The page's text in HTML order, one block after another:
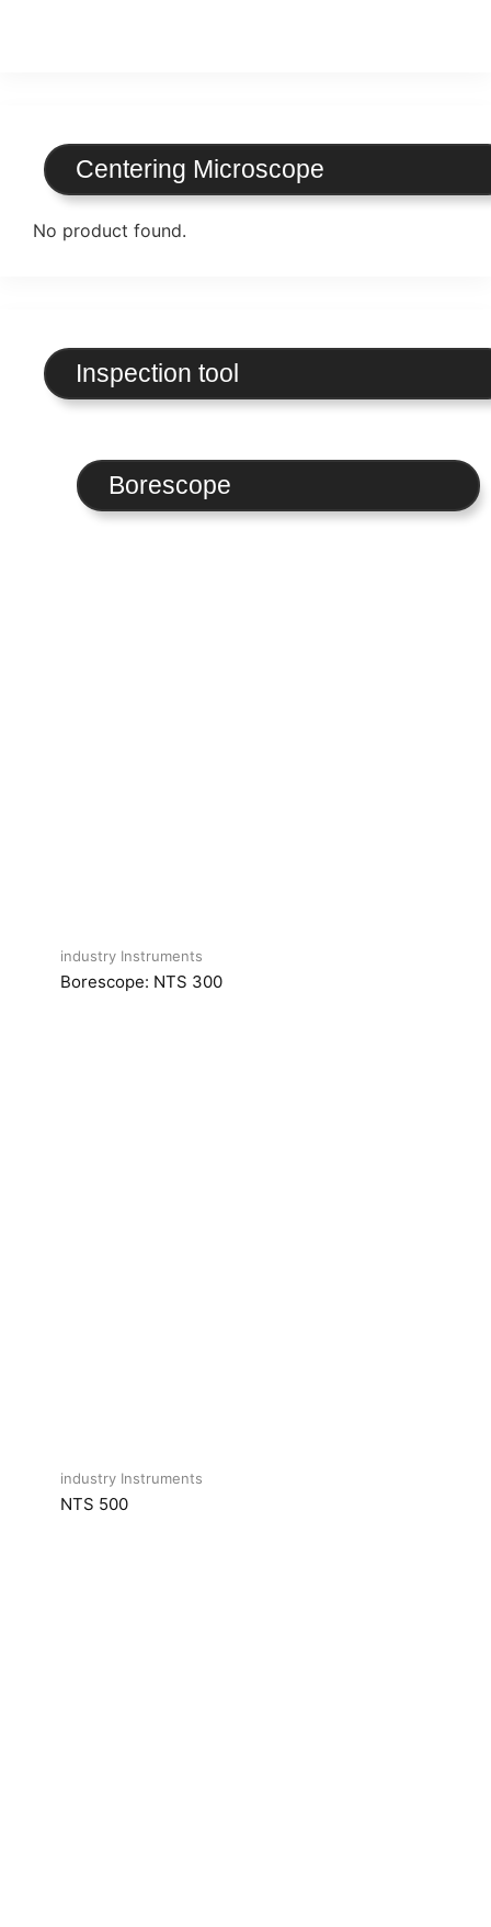
Centering Microscope
No product found.
Inspection tool
Borescope
industry Instruments
Borescope: NTS 300
industry Instruments
NTS 500